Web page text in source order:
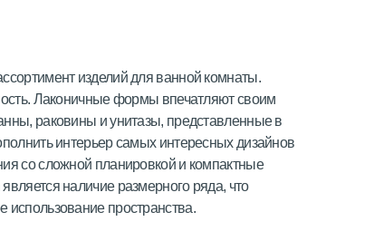
изделий для ванной комнаты.
Лаконичные формы впечатляют своим
раковины и унитазы, представленные в
интерьер самых интересных дизайнов
со сложной планировкой и компактные
наличие размерного ряда, что
использование пространства.